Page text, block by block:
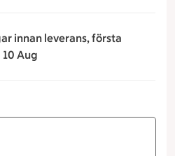
innan leverans, första
Aug